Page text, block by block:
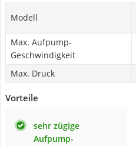
Modell
Max. Aufpump-
Geschwindigkeit
Max. Druck
Vorteile
sehr zügige
Aufpump-